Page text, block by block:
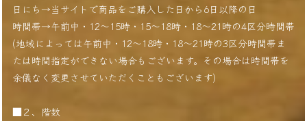
日にち→当サイトで商品をご購入した日から6日以降の日
時間帯→午前中・12〜15時・15〜18時・18〜21時の4区分時間帯
(地域によっては午前中・12〜18時・18〜21時の3区分時間帯ま
たは時間指定ができない場合もございます。その場合は時間帯を
余儀なく変更させていただくこともございます)
■２、階数